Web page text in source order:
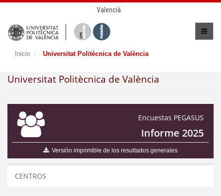
Valencià
Inicio Universitat Politècnica de València
Universitat Politècnica de València
Encuestas PEGASUS
Informe 2025
Versión imprimible de los resultados generales
CENTROS